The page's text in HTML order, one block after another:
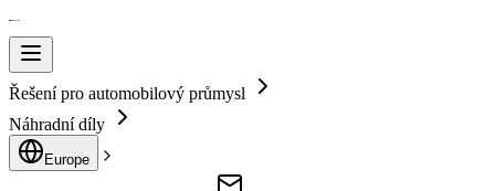
Řešení pro automobilový průmysl
Náhradní díly
Europe